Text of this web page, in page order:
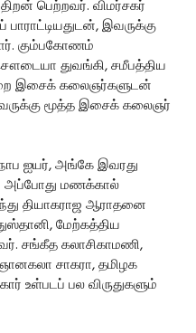
பெற்றவர். விமர்சகர்
இவருக்கு
கும்பகோணம்
துவங்கி, சமீபத்திய
இசைக் கலைஞர்களுடன்
மூத்த இசைக் கலைஞர்
ஐயர், அங்கே இவரது
அப்போது மணக்கால்
தியாகராஜ ஆராதனை
மேற்கத்திய
சங்கீத கலாசிகாமணி,
சாகரா, தமிழக
உள்படப் பல விருதுகளும்